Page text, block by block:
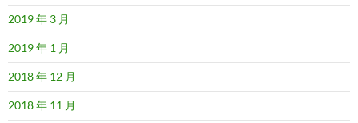
2019 年 3 月
2019 年 1 月
2018 年 12 月
2018 年 11 月